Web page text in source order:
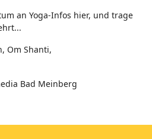
an Yoga-Infos hier, und trage
Om Shanti,
Bad Meinberg